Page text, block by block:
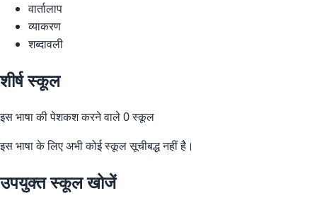
वार्तालाप
व्याकरण
शब्दावली
शीर्ष स्कूल
इस भाषा की पेशकश करने वाले 0 स्कूल
इस भाषा के लिए अभी कोई स्कूल सूचीबद्ध नहीं है।
उपयुक्त स्कूल खोजें